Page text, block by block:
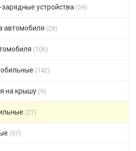
устройства (59)
автомобиля (28)
(106)
(142)
на крышу (9)
(27)
(57)